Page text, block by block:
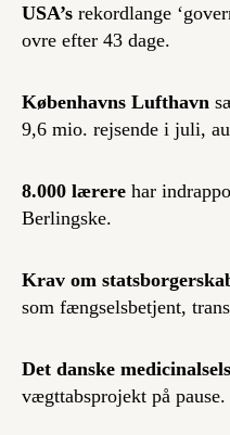
USA’s rekordlange
ovre efter 43 dage.
Københavns Lufthavn
9,6 mio. rejsende i juli,
8.000 lærere har
Berlingske.
Krav om
som fængselsbetjent,
Det danske
vægttabsprojekt på pause.